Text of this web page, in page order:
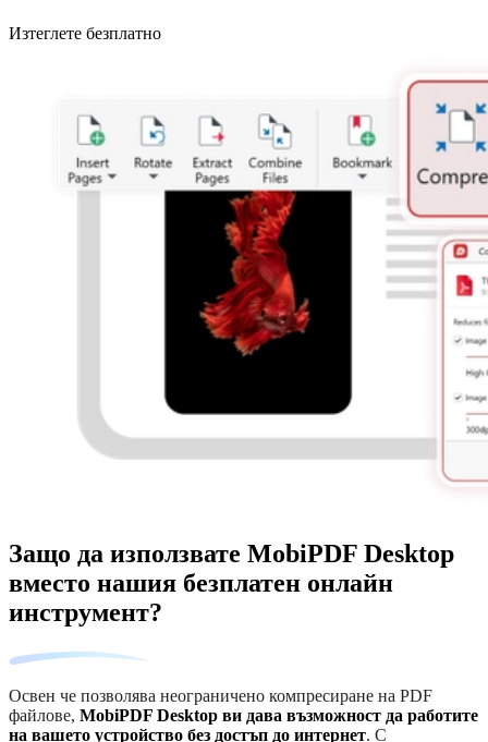
Изтеглете безплатно
Защо да използвате MobiPDF Desktop
вместо нашия безплатен онлайн
инструмент?
Освен че позволява неограничено компресиране на PDF
файлове, MobiPDF Desktop ви дава възможност да работите
на вашето устройство без достъп до интернет. С